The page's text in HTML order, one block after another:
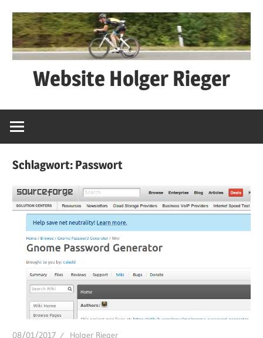
Inhalt
springen
Website Holger Rieger
schwätza
Schlagwort: Passwort
08/01/2017 Holger Rieger